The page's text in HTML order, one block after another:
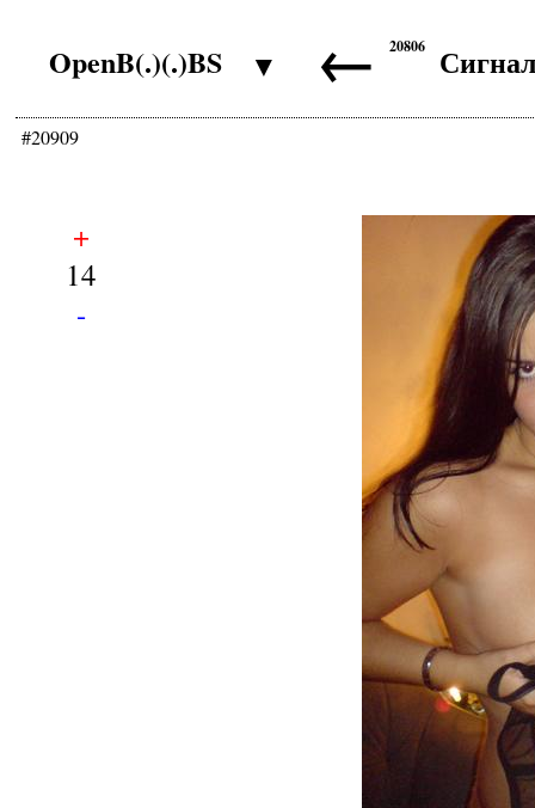
OpenB(.)(.)BS ▼ ← Сигнал
20806
#20909
+
14
-